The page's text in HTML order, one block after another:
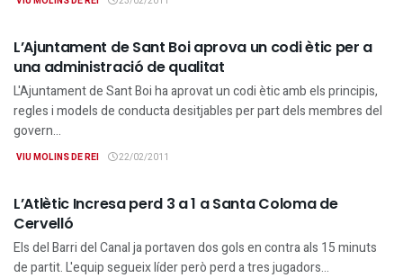
L’Ajuntament de Sant Boi aprova un codi ètic per a
una administració de qualitat
L'Ajuntament de Sant Boi ha aprovat un codi ètic amb els principis,
regles i models de conducta desitjables per part dels membres del
govern...
VIU MOLINS DE REI 22/02/2011
L’Atlètic Incresa perd 3 a 1 a Santa Coloma de
Cervelló
Els del Barri del Canal ja portaven dos gols en contra als 15 minuts
de partit. L'equip segueix líder però perd a tres jugadors...